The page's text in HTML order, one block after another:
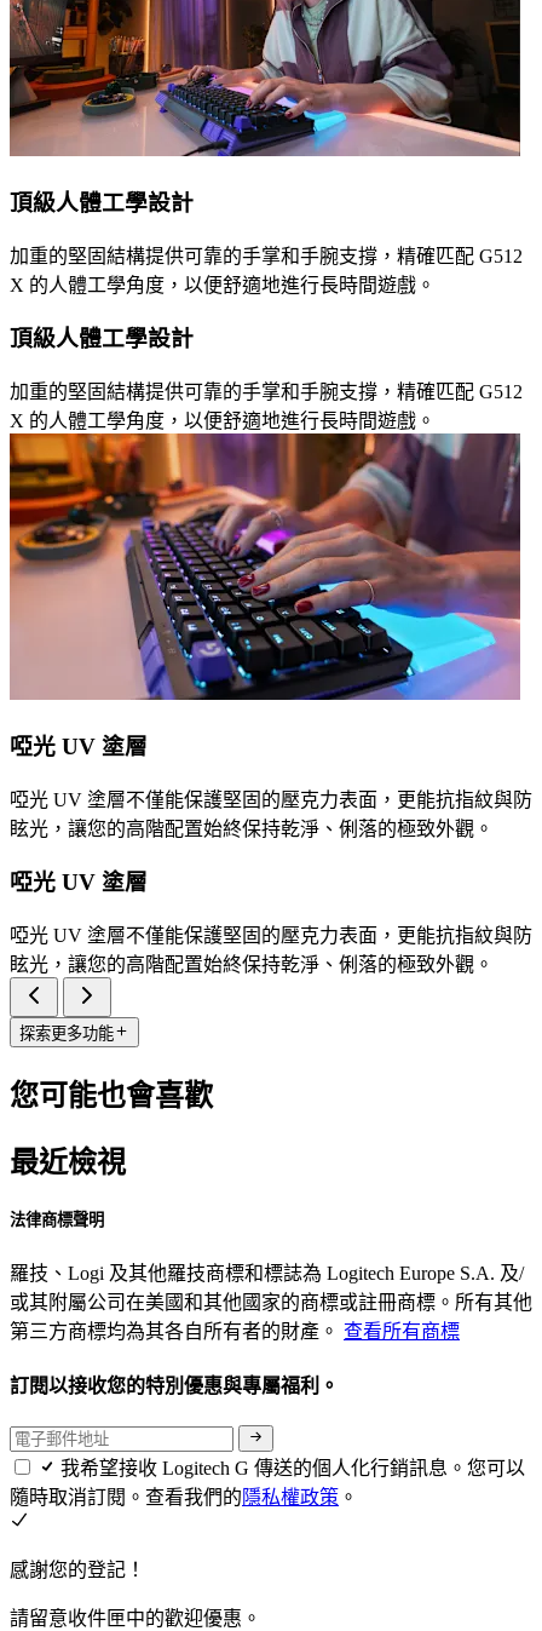
頂級人體工學設計
加重的堅固結構提供可靠的手掌和手腕支撐，精確匹配 G512
X 的人體工學角度，以便舒適地進行長時間遊戲。
頂級人體工學設計
加重的堅固結構提供可靠的手掌和手腕支撐，精確匹配 G512
X 的人體工學角度，以便舒適地進行長時間遊戲。
啞光 UV 塗層
啞光 UV 塗層不僅能保護堅固的壓克力表面，更能抗指紋與防
眩光，讓您的高階配置始終保持乾淨、俐落的極致外觀。
啞光 UV 塗層
啞光 UV 塗層不僅能保護堅固的壓克力表面，更能抗指紋與防
眩光，讓您的高階配置始終保持乾淨、俐落的極致外觀。
探索更多功能
您可能也會喜歡
最近檢視
法律商標聲明
羅技、Logi 及其他羅技商標和標誌為 Logitech Europe S.A. 及/
或其附屬公司在美國和其他國家的商標或註冊商標。所有其他
第三方商標均為其各自所有者的財產。 查看所有商標
訂閱以接收您的特別優惠與專屬福利。
我希望接收 Logitech G 傳送的個人化行銷訊息。您可以
隨時取消訂閱。查看我們的隱私權政策 。
感謝您的登記！
請留意收件匣中的歡迎優惠。